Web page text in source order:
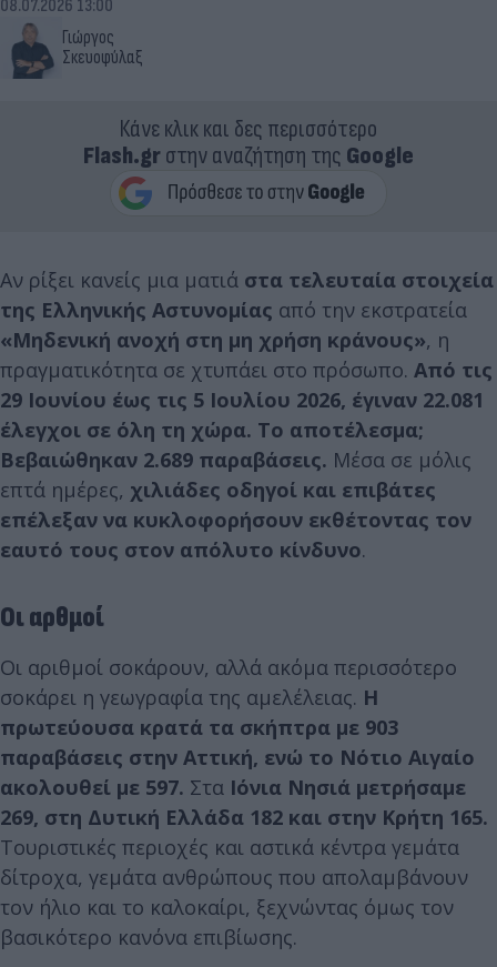
Γιώργος
Σκευοφύλαξ
08.07.2026 13:00
Κάνε κλικ και δες περισσότερο
Flash.grστην αναζήτηση της Google
Αν ρίξει κανείς μια ματιά στα τελευταία στοιχεία
της Ελληνικής Αστυνομίας από την εκστρατεία
«Μηδενική ανοχή στη μη χρήση κράνους», η
πραγματικότητα σε χτυπάει στο πρόσωπο. Από τις
29 Ιουνίου έως τις 5 Ιουλίου 2026, έγιναν 22.081
έλεγχοι σε όλη τη χώρα. Το αποτέλεσμα;
Βεβαιώθηκαν 2.689 παραβάσεις. Μέσα σε μόλις
επτά ημέρες, χιλιάδες οδηγοί και επιβάτες
επέλεξαν να κυκλοφορήσουν εκθέτοντας τον
εαυτό τους στον απόλυτο κίνδυνο.
Οι αρθμοί
Οι αριθμοί σοκάρουν, αλλά ακόμα περισσότερο
σοκάρει η γεωγραφία της αμελέλειας. Η
πρωτεύουσα κρατά τα σκήπτρα με 903
παραβάσεις στην Αττική, ενώ το Νότιο Αιγαίο
ακολουθεί με 597. Στα Ιόνια Νησιά μετρήσαμε
269, στη Δυτική Ελλάδα 182 και στην Κρήτη 165.
Τουριστικές περιοχές και αστικά κέντρα γεμάτα
δίτροχα, γεμάτα ανθρώπους που απολαμβάνουν
τον ήλιο και το καλοκαίρι, ξεχνώντας όμως τον
βασικότερο κανόνα επιβίωσης.